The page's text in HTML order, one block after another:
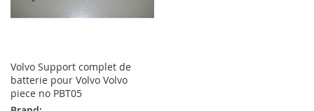
Volvo Support complet de
batterie pour Volvo Volvo
piece no PBT05